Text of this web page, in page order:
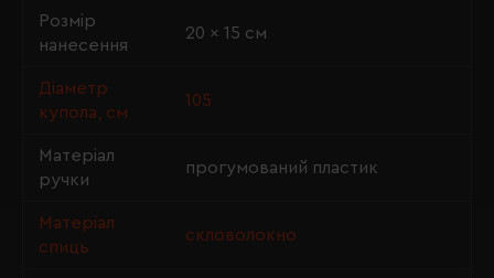
Розмір
нанесення
20 × 15 см
Діаметр
купола, см
105
Матеріал
ручки
прогумований пластик
Матеріал
спиць
скловолокно